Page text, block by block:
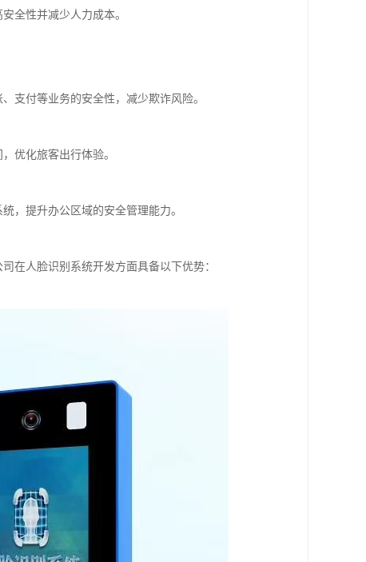
全性并减少人力成本。
支付等业务的安全性，减少欺诈风险。
优化旅客出行体验。
，提升办公区域的安全管理能力。
在人脸识别系统开发方面具备以下优势：